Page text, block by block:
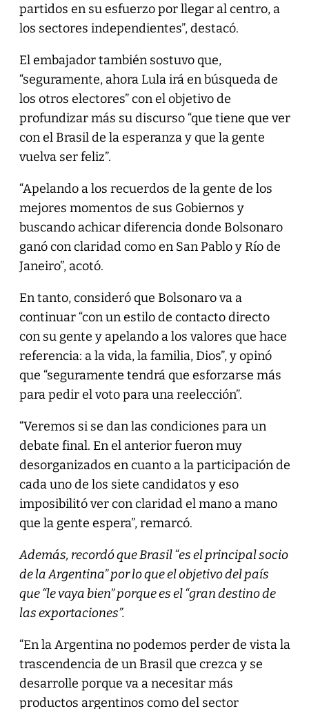
partidos en su esfuerzo por llegar al centro, a
los sectores independientes”, destacó.
El embajador también sostuvo que,
“seguramente, ahora Lula irá en búsqueda de
los otros electores” con el objetivo de
profundizar más su discurso “que tiene que ver
con el Brasil de la esperanza y que la gente
vuelva ser feliz”.
“Apelando a los recuerdos de la gente de los
mejores momentos de sus Gobiernos y
buscando achicar diferencia donde Bolsonaro
ganó con claridad como en San Pablo y Río de
Janeiro”, acotó.
En tanto, consideró que Bolsonaro va a
continuar “con un estilo de contacto directo
con su gente y apelando a los valores que hace
referencia: a la vida, la familia, Dios”, y opinó
que “seguramente tendrá que esforzarse más
para pedir el voto para una reelección”.
“Veremos si se dan las condiciones para un
debate final. En el anterior fueron muy
desorganizados en cuanto a la participación de
cada uno de los siete candidatos y eso
imposibilitó ver con claridad el mano a mano
que la gente espera”, remarcó.
Además, recordó que Brasil “es el principal socio
de la Argentina” por lo que el objetivo del país
que “le vaya bien” porque es el “gran destino de
las exportaciones”.
“En la Argentina no podemos perder de vista la
trascendencia de un Brasil que crezca y se
desarrolle porque va a necesitar más
productos argentinos como del sector